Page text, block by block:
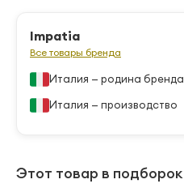
Impatia
Все товары бренда
Италия — родина бренда
Италия — производство
Этот товар в подборок